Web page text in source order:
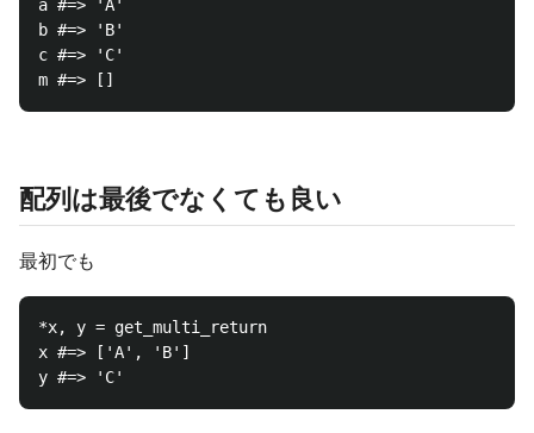
a #=> 'A'
b #=> 'B'
c #=> 'C'
配列は最後でなくても良い
最初でも
*x, y = get_multi_return
x #=> ['A', 'B']